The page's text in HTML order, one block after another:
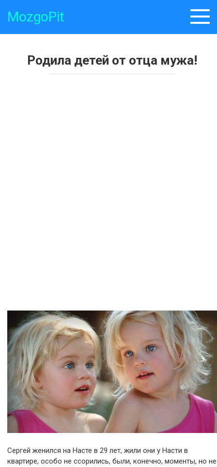
MozgoPit
Родила детей от отца мужа!
Сергей женился на Насте в 29 лет, жили они у Насти в
квартире, особо не ссорились, были, конечно, моменты, но не